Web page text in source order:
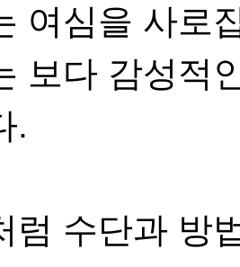
여심을 사로
보다 감성적
.
럼 수단과 방